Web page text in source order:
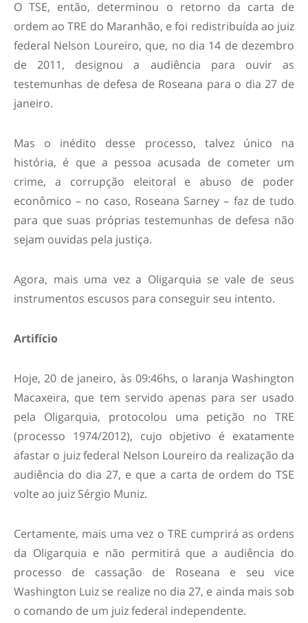
O TSE, então, determinou o retorno da carta de
ordem ao TRE do Maranhão, e foi redistribuída ao juiz
federal Nelson Loureiro, que, no dia 14 de dezembro
de 2011, designou a audiência para ouvir as
testemunhas de defesa de Roseana para o dia 27 de
janeiro.
Mas o inédito desse processo, talvez único na
história, é que a pessoa acusada de cometer um
crime, a corrupção eleitoral e abuso de poder
econômico – no caso, Roseana Sarney – faz de tudo
para que suas próprias testemunhas de defesa não
sejam ouvidas pela justiça.
Agora, mais uma vez a Oligarquia se vale de seus
instrumentos escusos para conseguir seu intento.
Artifício
Hoje, 20 de janeiro, às 09:46hs, o laranja Washington
Macaxeira, que tem servido apenas para ser usado
pela Oligarquia, protocolou uma petição no TRE
(processo 1974/2012), cujo objetivo é exatamente
afastar o juiz federal Nelson Loureiro da realização da
audiência do dia 27, e que a carta de ordem do TSE
volte ao juiz Sérgio Muniz.
Certamente, mais uma vez o TRE cumprirá as ordens
da Oligarquia e não permitirá que a audiência do
processo de cassação de Roseana e seu vice
Washington Luiz se realize no dia 27, e ainda mais sob
o comando de um juiz federal independente.